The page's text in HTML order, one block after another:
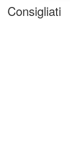
Consigliati